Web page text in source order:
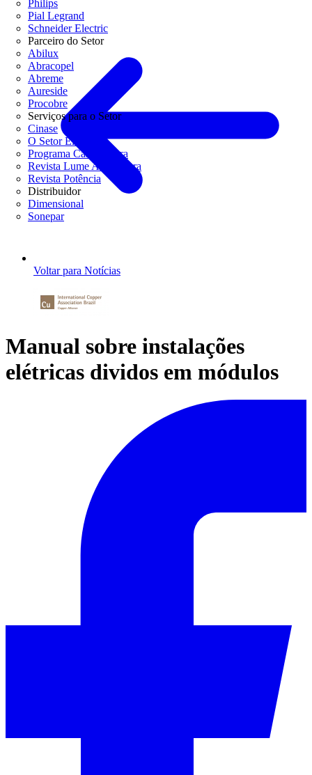
Philips
Pial Legrand
Schneider Electric
Parceiro do Setor
Abilux
Abracopel
Abreme
Aureside
Procobre
Serviços para o Setor
Cinase
O Setor Elétrico
Programa Casa Segura
Revista Lume Arquitetura
Revista Potência
Distribuidor
Dimensional
Sonepar
Voltar para Notícias
Manual sobre instalações
elétricas dividos em módulos